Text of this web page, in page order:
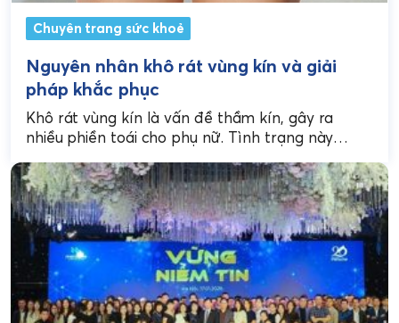
Chuyên trang sức khoẻ
Nguyên nhân khô rát vùng kín và giải
pháp khắc phục
Khô rát vùng kín là vấn đề thầm kín, gây ra
nhiều phiền toái cho phụ nữ. Tình trạng này